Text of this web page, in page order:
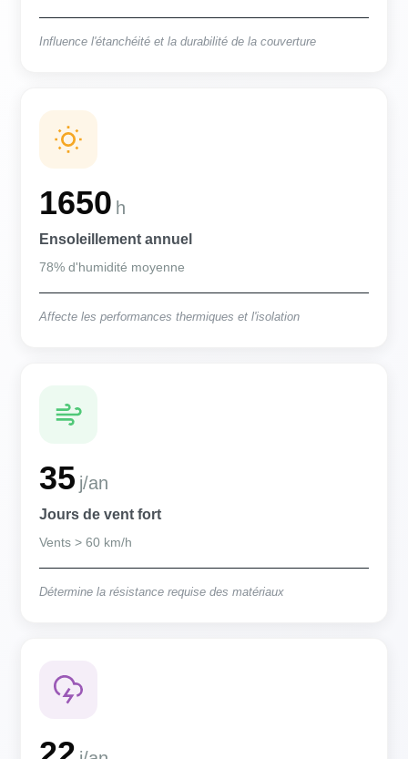
Influence l'étanchéité et la durabilité de la couverture
1650 h
Ensoleillement annuel
78% d'humidité moyenne
Affecte les performances thermiques et l'isolation
35 j/an
Jours de vent fort
Vents > 60 km/h
Détermine la résistance requise des matériaux